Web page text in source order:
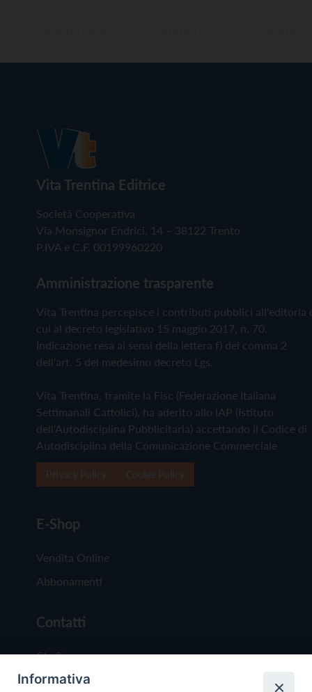
Vita Trentina Editrice
Società Cooperativa
Via Monsignor Endrici, 14 – 38122 Trento
P.IVA e C.F. 00199960220
Amministrazione trasparente
Vita Trentina percepisce i contributi pubblici all'editoria
cui al decreto legislativo 15 maggio 2017, n. 70.
Indicazione resa ai sensi della lettera f) del comma 2
dell'art. 5 del medesimo decreto Lgs.
Vita Trentina, tramite la Fisc (Federazione Italiana
Settimanali Cattolici), ha aderito allo IAP (Istituto
dell'Autodisciplina Pubblicitaria) accettando il Codice di
Autodisciplina della Comunicazione Commerciale
E-Shop
Vendita Online
Abbonamenti
Contatti
Chi Siamo
Redazione
Informativa